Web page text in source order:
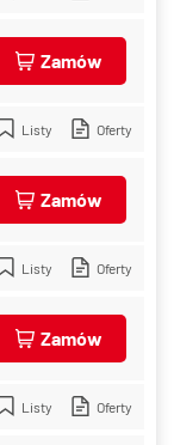
Zamów
Listy Oferty
Zamów
Listy Oferty
Zamów
Listy Oferty